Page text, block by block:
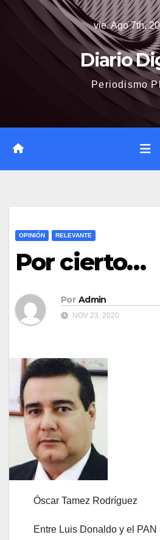
vie. Ago 7th,
Diario
Periodismo
OPINIÓN RELEVANTE
Por cierto…
Por Admin
NOV 23, 2020
Óscar Tamez Rodríguez
Entre Luis Donaldo y el